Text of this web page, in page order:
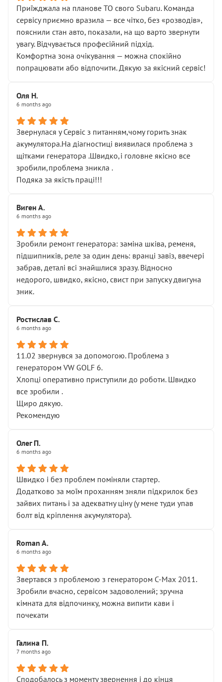
Приїжджала на планове ТО свого Subaru. Команда
сервісу приємно вразила — все чітко, без «розводів»,
пояснили стан авто, показали, на що варто звернути
увагу. Відчувається професійний підхід.
Комфортна зона очікування — можна спокійно
попрацювати або відпочити. Дякую за якісний сервіс!
Оля Н.
6 months ago
Звернулася у Сервіс з питанням,чому горить знак
акумулятора.На діагностиці виявилася проблема з
щітками генератора .Швидко,і головне якісно все
зробили,проблема зникла .
Подяка за якість праці!!!
Виген А.
6 months ago
Зробили ремонт генератора: заміна шківа, ременя,
підшипників, реле за один день: вранці завіз, ввечері
забрав, деталі всі знайшлися зразу. Відносно
недорого, швидко, якісно, свист при запуску двигуна
зник.
Ростислав С.
6 months ago
11.02 звернувся за допомогою. Проблема з
генератором VW GOLF 6.
Хлопці оперативно приступили до роботи. Швидко
все зробили .
Щиро дякую.
Рекомендую
Олег П.
6 months ago
Швидко і без проблем поміняли стартер.
Додатково за моїм проханням зняли підкрилок без
зайвих питань і за адекватну ціну (у мене туди упав
болт від кріплення акумулятора).
Roman A.
6 months ago
Звертався з проблемою з генератором C-Max 2011.
Зробили вчасно, сервісом задоволений; зручна
кімната для відпочинку, можна випити кави і
почекати
Галина П.
7 months ago
Сподобалось з моменту звернення і до кінця